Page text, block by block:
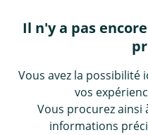
Il n'y a pas
Vous avez la possibilité
vos
Vous procurez ainsi
informations